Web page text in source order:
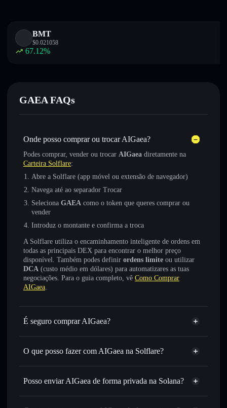
BMT
$0.021058
67.12%
GAEA FAQs
Onde posso comprar ou trocar AIGaea?
Podes comprar, vender ou trocar AIGaea diretamente na
Carteira Solflare:
Abre a Solflare (app móvel ou extensão de navegador)
Navega até ao separador Trocar
Seleciona GAEA como o token que queres comprar ou
vender
Introduz o montante e confirma a troca
A Solflare utiliza o encaminhamento inteligente de ordens em
todas as principais DEX para encontrar o melhor preço
disponível. Também podes definir ordens limite ou utilizar
DCA (custo médio em dólares) para automatizares as tuas
negociações. Para o guia completo, vê Como Comprar
AIGaea.
É seguro comprar AIGaea?
AIGaea não está verificado
O que posso fazer com AIGaea na Solflare?
AIGaea
Carteira Solflare
Trocar instantaneamente— trocar GAEA por SOL,
encaminhamento inteligente de ordens para obteres o
Posso enviar AIGaea de forma privada na Solana?
Agregador de Privacidade